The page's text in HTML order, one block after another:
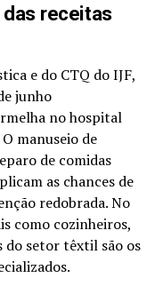
receitas
e do CTQ do IJF,
junho
no hospital
manuseio de
de comidas
as chances de
redobrada. No
como cozinheiros,
do setor têxtil são os